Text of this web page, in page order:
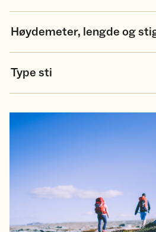
Høydemeter, lengde og
Type sti